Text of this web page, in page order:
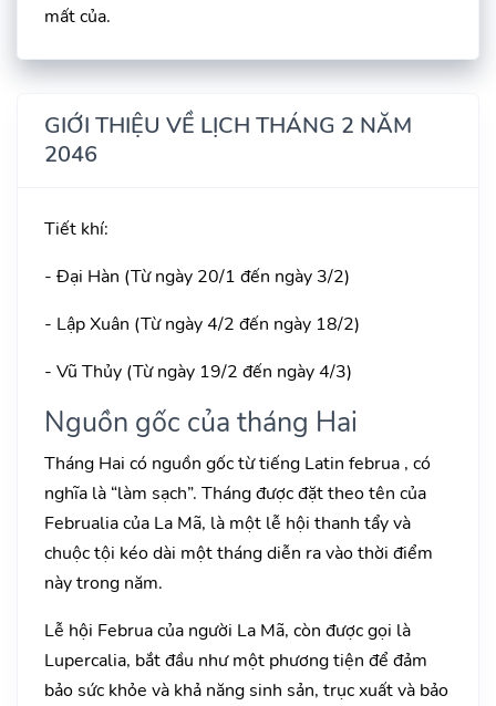
mất của.
GIỚI THIỆU VỀ LỊCH THÁNG 2 NĂM
2046
Tiết khí:
- Đại Hàn (Từ ngày 20/1 đến ngày 3/2)
- Lập Xuân (Từ ngày 4/2 đến ngày 18/2)
- Vũ Thủy (Từ ngày 19/2 đến ngày 4/3)
Nguồn gốc của tháng Hai
Tháng Hai có nguồn gốc từ tiếng Latin februa , có
nghĩa là “làm sạch”. Tháng được đặt theo tên của
Februalia của La Mã, là một lễ hội thanh tẩy và
chuộc tội kéo dài một tháng diễn ra vào thời điểm
này trong năm.
Lễ hội Februa của người La Mã, còn được gọi là
Lupercalia, bắt đầu như một phương tiện để đảm
bảo sức khỏe và khả năng sinh sản, trục xuất và bảo